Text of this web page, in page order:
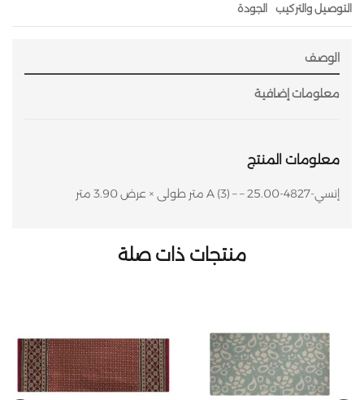
التوصيل والتركيب الجودة
الوصف
معلومات إضافية
معلومات المنتج
إنسي-4827-A (3) – – 25.00 متر طولى × عرض 3.90 متر
منتجات ذات صلة